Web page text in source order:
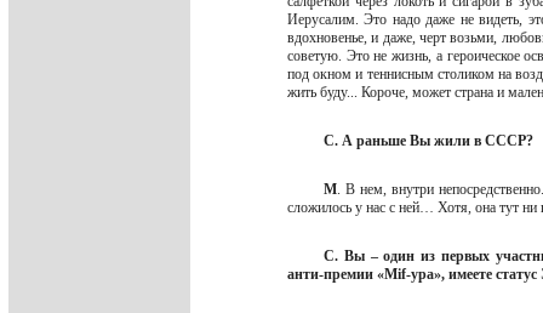
Иерусалим. Это надо даже не видеть,
вдохновенье, и даже, черт возьми,
советую. Это не жизнь, а героическое
под окном и теннисным столиком на
жить буду... Короче, может страна и
С. А раньше Вы жили в СССР?
М. В нем, внутри
сложилось у нас с ней… Хотя, она тут
С. Вы – один из первых
анти-премии «Mif-ура», имеете статус